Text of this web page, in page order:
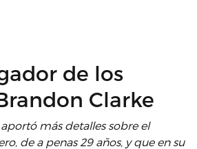
de los
Clarke
más detalles sobre el
de a penas 29 años, y que en su